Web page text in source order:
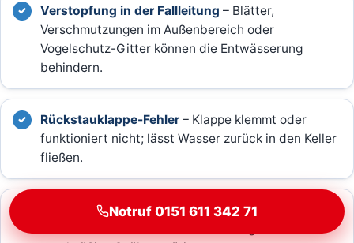
Verstopfung in der Fallleitung – Blätter,
Verschmutzungen im Außenbereich oder
Vogelschutz-Gitter können die Entwässerung
behindern.
Rückstauklappe-Fehler – Klappe klemmt oder
funktioniert nicht; lässt Wasser zurück in den Keller
fließen.
Fettabscheider-Verstopfung – In Gewerbe- und
Notruf 0151 611 342 71